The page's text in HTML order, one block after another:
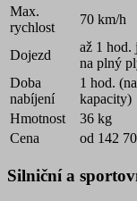
Max.
rychlost
70 km/h
Dojezd
až 1 hod.
na plný
Doba
nabíjení
1 hod.
kapacity)
Hmotnost
36 kg
Cena
od 142
Silniční a